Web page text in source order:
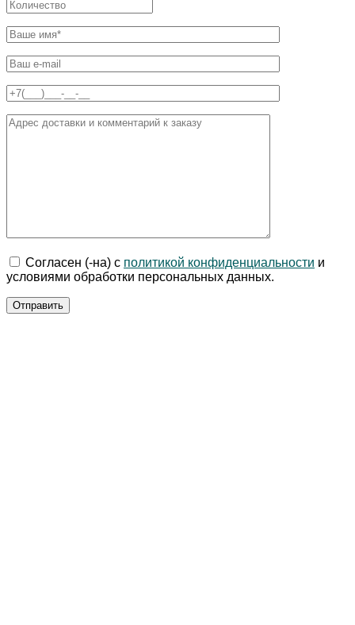
Согласен (-на) с политикой конфиденциальности и
условиями обработки персональных данных.